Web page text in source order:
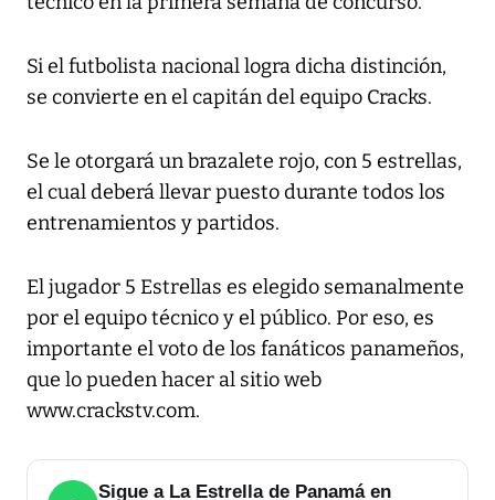
Si el futbolista nacional logra dicha distinción,
se convierte en el capitán del equipo Cracks.
Se le otorgará un brazalete rojo, con 5 estrellas,
el cual deberá llevar puesto durante todos los
entrenamientos y partidos.
El jugador 5 Estrellas es elegido semanalmente
por el equipo técnico y el público. Por eso, es
importante el voto de los fanáticos panameños,
que lo pueden hacer al sitio web
www.crackstv.com.
Sigue a La Estrella de Panamá en